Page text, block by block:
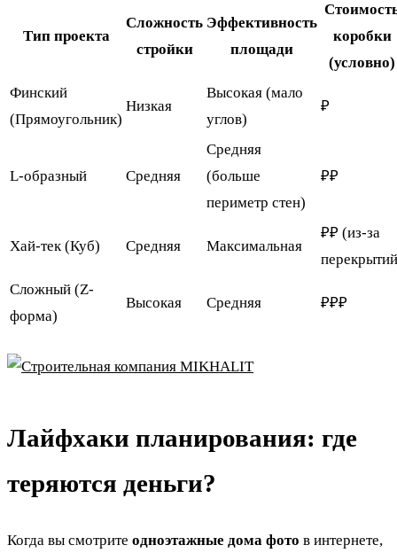
Тип проекта
Сложность
стройки
Эффективность
площади
коробки
(условно)
Финский
(Прямоугольник)
Низкая
Высокая (мало
углов)
₽
L-образный Средняя
Средняя
(больше
периметр стен)
₽₽
Хай-тек (Куб) Средняя Максимальная
₽₽ (из-за
Сложный (Z-
форма)
Высокая Средняя ₽₽₽
Лайфхаки планирования: где
теряются деньги?
Когда вы смотрите одноэтажные дома фото в интернете,